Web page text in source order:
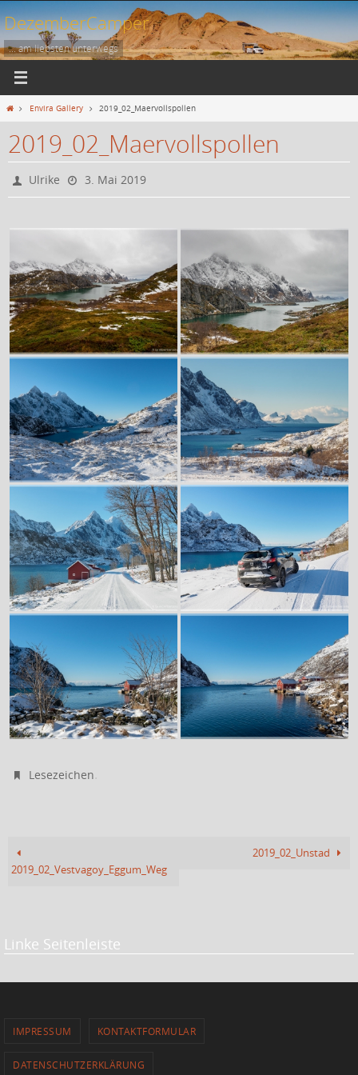
Zum
Inhalt
springen
DezemberCamper
... am liebsten unterwegs
StartEnvira Gallery 2019_02_Maervollspollen
2019_02_Maervollspollen
Ulrike 3. Mai 2019
Lesezeichen.
2019_02_Vestvagoy_Eggum_Weg
2019_02_Unstad
Linke Seitenleiste
IMPRESSUM KONTAKTFORMULAR
DATENSCHUTZERKLÄRUNG